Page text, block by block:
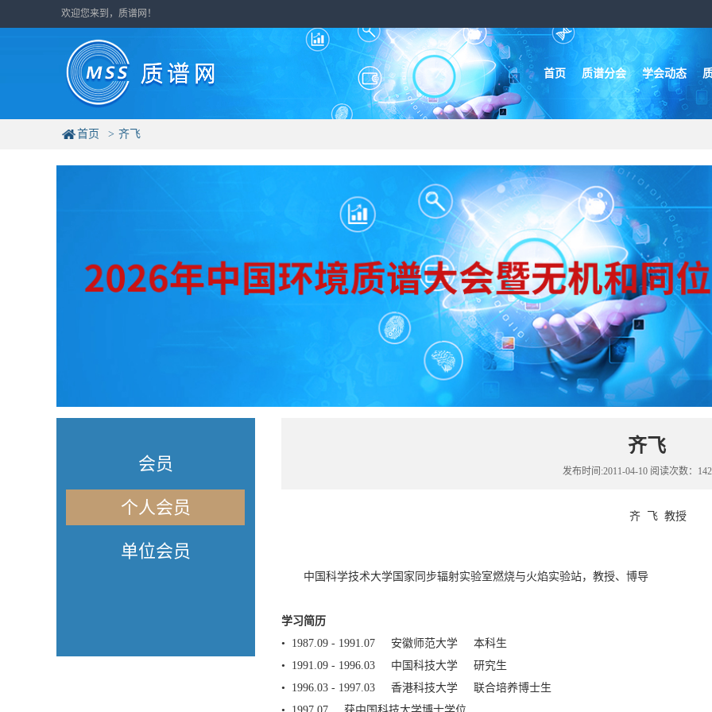
欢迎您来到，质谱网！
首页 质谱分会 学会动态
首页 齐飞
会员
个人会员
单位会员
齐飞
发布时间:2011-04-10 阅读次数：
齐 飞 教授
中国科学技术大学国家同步辐射实验室燃烧与火焰实验站，教授、博导
学习简历
• 1987.09 - 1991.07 安徽师范大学 本科生
• 1991.09 - 1996.03 中国科技大学 研究生
• 1996.03 - 1997.03 香港科技大学 联合培养博士生